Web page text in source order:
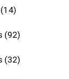
14
92
32